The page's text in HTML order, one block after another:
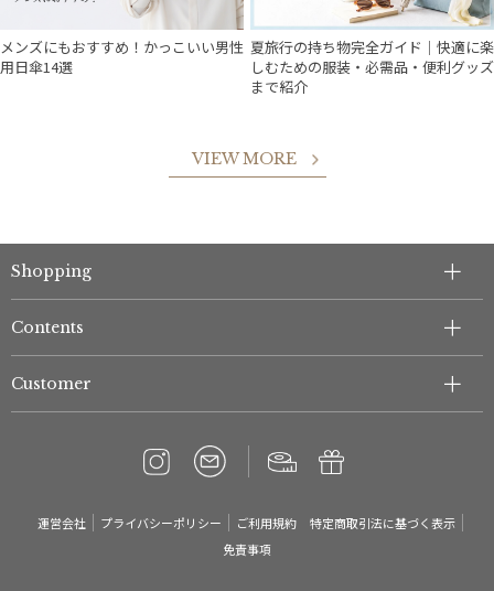
メンズにもおすすめ！かっこいい男性
用日傘14選
夏旅行の持ち物完全ガイド｜快適に楽
しむための服装・必需品・便利グッズ
まで紹介
VIEW MORE
Shopping
Contents
Customer
運営会社 プライバシーポリシー ご利用規約
特定商取引法に基づく表示
免責事項